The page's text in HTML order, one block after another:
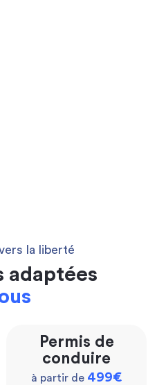
la liberté
adaptées
Permis de
conduire
à partir de 499€